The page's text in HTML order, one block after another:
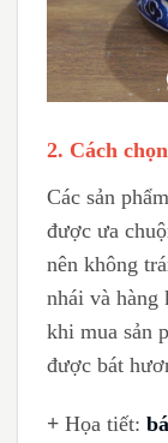
2. Cách
Các sản phẩm
được ưa
nên không
nhái và
khi mua sản
được bát
+ Họa tiết: